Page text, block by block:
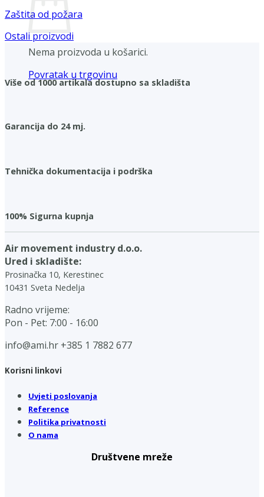
Nema proizvoda u košarici.
Povratak u trgovinu
Zaštita od požara
Ostali proizvodi
Više od 1000 artikala dostupno sa skladišta
Garancija do 24 mj.
Tehnička dokumentacija i podrška
100% Sigurna kupnja
Air movement industry d.o.o.
Ured i skladište:
Prosinačka 10, Kerestinec
10431 Sveta Nedelja
Radno vrijeme:
Pon - Pet: 7:00 - 16:00
info@ami.hr +385 1 7882 677
Korisni linkovi
Uvjeti poslovanja
Reference
Politika privatnosti
O nama
Društvene mreže